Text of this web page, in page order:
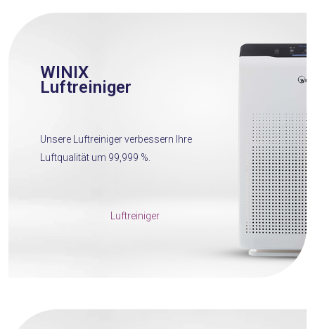
WINIX
Luftreiniger
Unsere Luftreiniger verbessern Ihre
Luftqualität um 99,999 %.
Luftreiniger